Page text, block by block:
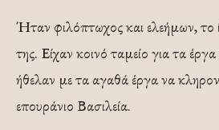
Ήταν φιλόπτωχος και ελεήμων, το
της. Είχαν κοινό ταμείο για τα
ήθελαν με τα αγαθά έργα να
επουράνιο Βασιλεία.